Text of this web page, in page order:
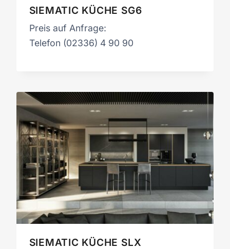
SIEMATIC KÜCHE SG6
Preis auf Anfrage:
Telefon (02336) 4 90 90
SIEMATIC KÜCHE SLX